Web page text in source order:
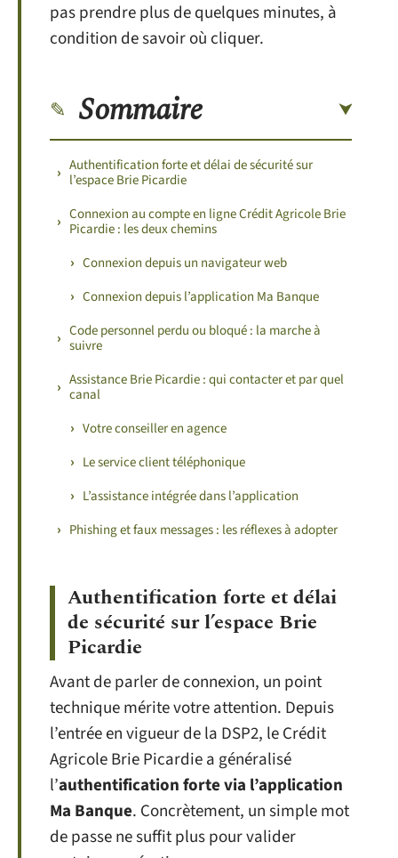
pas prendre plus de quelques minutes, à
condition de savoir où cliquer.
Sommaire
Authentification forte et délai de sécurité sur
l’espace Brie Picardie
Connexion au compte en ligne Crédit Agricole Brie
Picardie : les deux chemins
Connexion depuis un navigateur web
Connexion depuis l’application Ma Banque
Code personnel perdu ou bloqué : la marche à
suivre
Assistance Brie Picardie : qui contacter et par quel
canal
Votre conseiller en agence
Le service client téléphonique
L’assistance intégrée dans l’application
Phishing et faux messages : les réflexes à adopter
Authentification forte et délai
de sécurité sur l’espace Brie
Picardie
Avant de parler de connexion, un point
technique mérite votre attention. Depuis
l’entrée en vigueur de la DSP2, le Crédit
Agricole Brie Picardie a généralisé
l’authentification forte via l’application
Ma Banque. Concrètement, un simple mot
de passe ne suffit plus pour valider